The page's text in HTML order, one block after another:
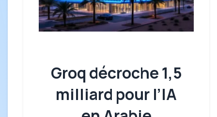
Groq décroche 1,5
milliard pour l’IA